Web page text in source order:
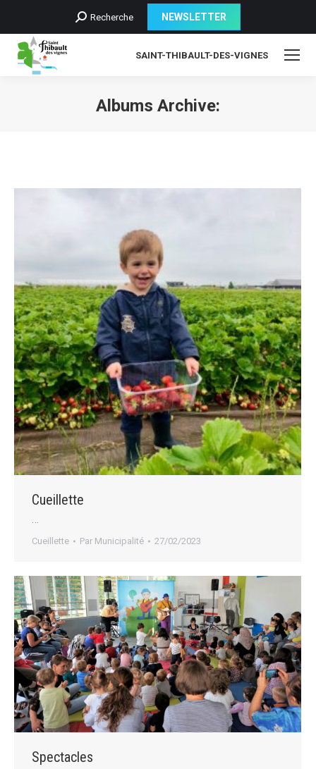
Recherche
Recherche NEWSLETTER
SAINT-THIBAULT-DES-VIGNES
Albums Archive:
Cueillette
…
Cueillette Par Municipalité 27/02/2023
Spectacles